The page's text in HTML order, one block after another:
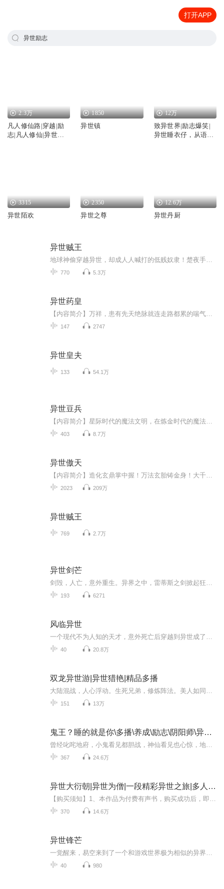
打开APP
异世励志
2.3万
凡人修仙路|穿越|励
志|凡人修仙|异世界|
1850
异世镇
12万
致异世界|励志爆笑|
异世睡衣仔，从语言
3315
异世陌欢
2350
异世之尊
12.6万
异世丹厨
异世贼王
770 5.3万
异世药皇
147 2747
异世皇夫
133 54.1万
异世豆兵
403 8.7万
异世傲天
2023 209万
异世贼王
769 2.7万
异世剑芒
193 6271
风临异世
40 20.8万
双龙异世游|异世猎艳|精品多播
151 13万
鬼王？睡的就是你\多播\养成\励志\阴阳师\异世\强势
367 24.6万
异世大衍朝|异世为僧|一段精彩异世之旅|多人有声剧
370 14.6万
异世锋芒
40 980